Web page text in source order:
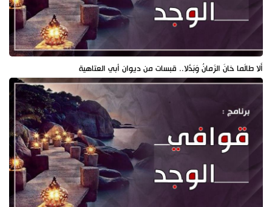
أَلا طالَما خانَ الزَمانُ وَبَدَّلا.. قبسات من ديوان أبي العتاهية